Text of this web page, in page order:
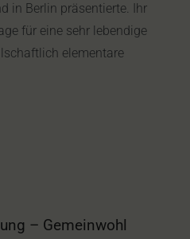
in Berlin präsentierte. Ihr
für eine sehr lebendige
elementare
– Gemeinwohl